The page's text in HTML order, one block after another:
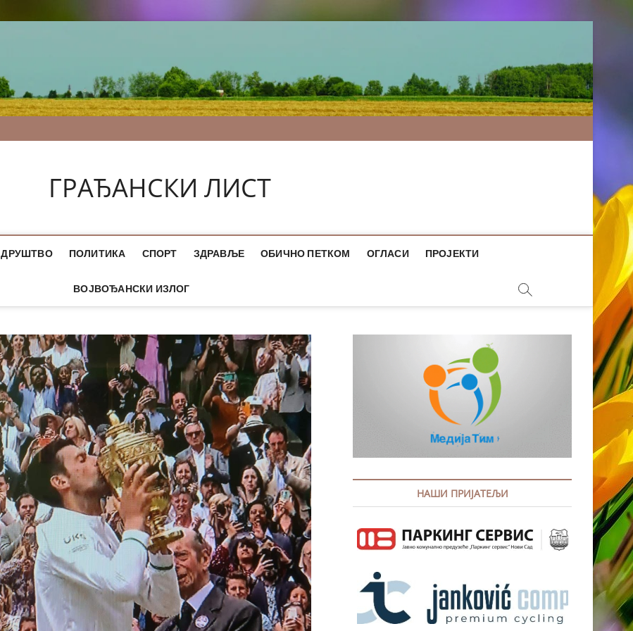
ГРАЂАНСКИ ЛИСТ
ДРУШТВО ПОЛИТИКА СПОРТ ЗДРАВЉЕ ОБИЧНО ПЕТКОМ ОГЛАСИ ПРОЈЕКТИ
ВОЈВОЂАНСКИ ИЗЛОГ
НАШИ ПРИЈАТЕЉИ